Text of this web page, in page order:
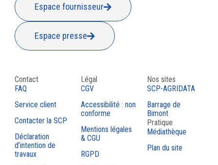
Espace fournisseur
Espace presse
Contact
FAQ
Service client
Contacter la SCP
Déclaration
d’intention de
travaux
Légal
CGV
Accessibilité : non
conforme
Mentions légales
& CGU
RGPD
Nos sites
SCP-AGRIDATA
Barrage de
Bimont
Pratique
Médiathèque
Plan du site